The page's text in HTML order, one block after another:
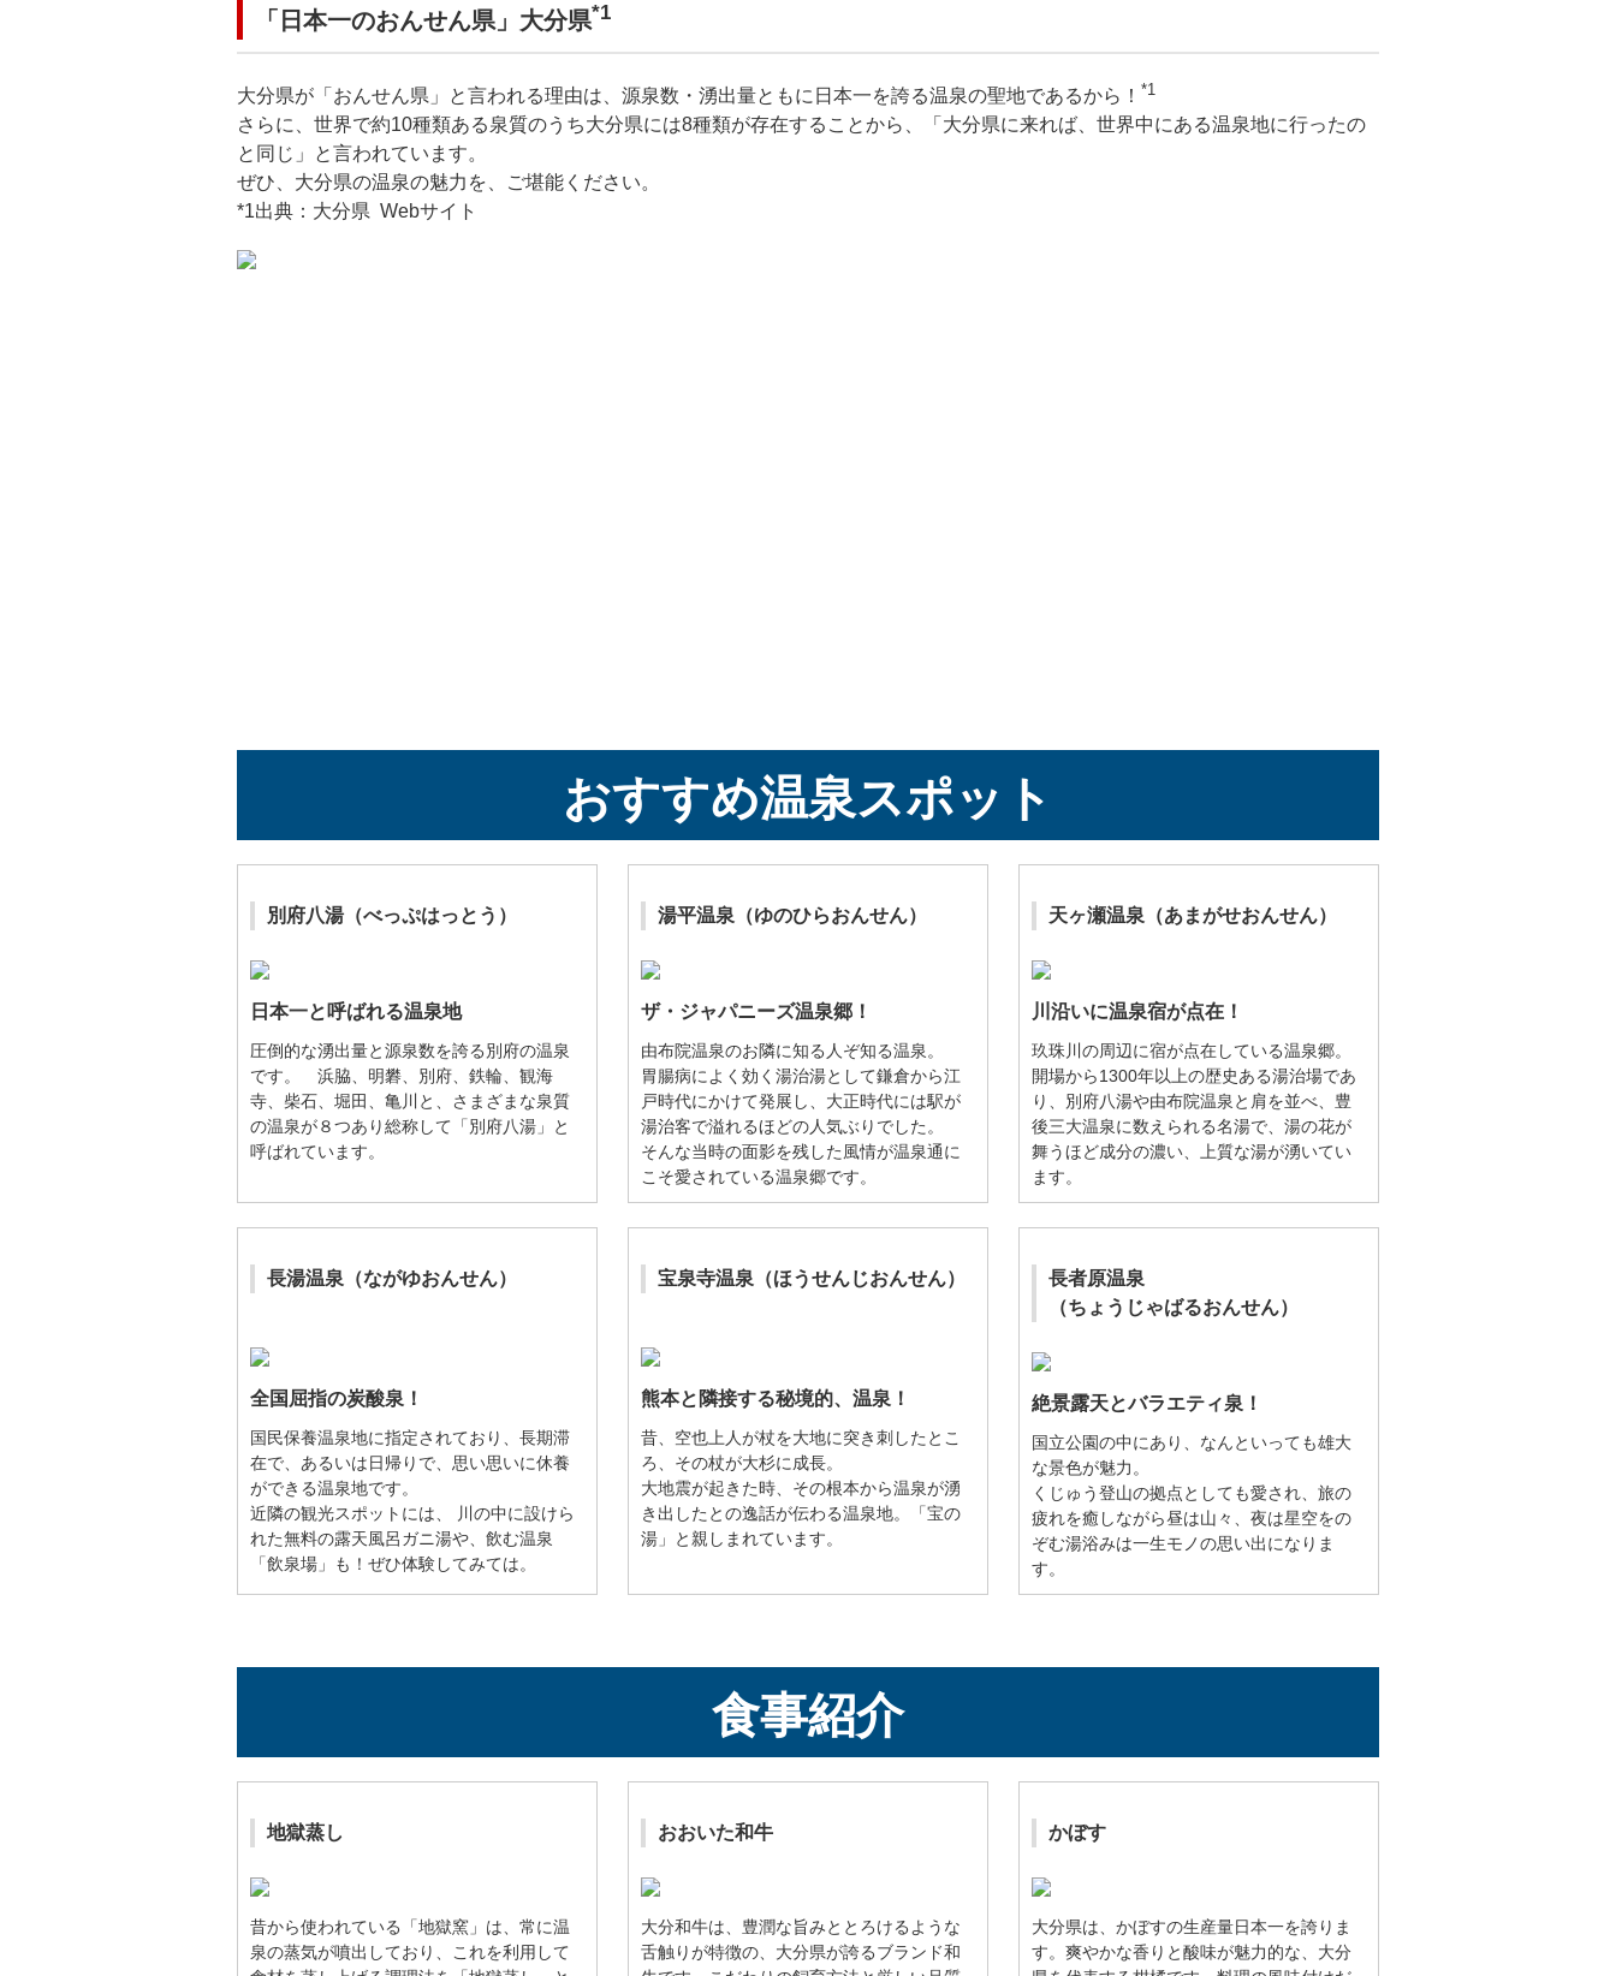
「日本一のおんせん県」大分県*1
大分県が「おんせん県」と言われる理由は、源泉数・湧出量ともに日本一を誇る温泉の聖地であるから！ *1
さらに、世界で約10種類ある泉質のうち大分県には8種類が存在することから、「大分県に来れば、世界中にある温泉地に行ったの
と同じ」と言われています。
ぜひ、大分県の温泉の魅力を、ご堪能ください。
*1出典：大分県 Webサイト
おすすめ温泉スポット
別府八湯（べっぷはっとう）
日本一と呼ばれる温泉地
圧倒的な湧出量と源泉数を誇る別府の温泉
です。 浜脇、明礬、別府、鉄輪、観海
寺、柴石、堀田、亀川と、さまざまな泉質
の温泉が８つあり総称して「別府八湯」と
呼ばれています。
湯平温泉（ゆのひらおんせん）
ザ・ジャパニーズ温泉郷！
由布院温泉のお隣に知る人ぞ知る温泉。
胃腸病によく効く湯治湯として鎌倉から江
戸時代にかけて発展し、大正時代には駅が
湯治客で溢れるほどの人気ぶりでした。
そんな当時の面影を残した風情が温泉通に
こそ愛されている温泉郷です。
天ヶ瀬温泉（あまがせおんせん）
川沿いに温泉宿が点在！
玖珠川の周辺に宿が点在している温泉郷。
開場から1300年以上の歴史ある湯治場であ
り、別府八湯や由布院温泉と肩を並べ、豊
後三大温泉に数えられる名湯で、湯の花が
舞うほど成分の濃い、上質な湯が湧いてい
ます。
長湯温泉（ながゆおんせん）
全国屈指の炭酸泉！
国民保養温泉地に指定されており、長期滞
在で、あるいは日帰りで、思い思いに休養
ができる温泉地です。
近隣の観光スポットには、 川の中に設けら
れた無料の露天風呂ガニ湯や、飲む温泉
「飲泉場」も！ぜひ体験してみては。
宝泉寺温泉（ほうせんじおんせん）
熊本と隣接する秘境的、温泉！
昔、空也上人が杖を大地に突き刺したとこ
ろ、その杖が大杉に成長。
大地震が起きた時、その根本から温泉が湧
き出したとの逸話が伝わる温泉地。「宝の
湯」と親しまれています。
長者原温泉
（ちょうじゃばるおんせん）
絶景露天とバラエティ泉！
国立公園の中にあり、なんといっても雄大
な景色が魅力。
くじゅう登山の拠点としても愛され、旅の
疲れを癒しながら昼は山々、夜は星空をの
ぞむ湯浴みは一生モノの思い出になりま
す。
食事紹介
地獄蒸し
昔から使われている「地獄窯」は、常に温
泉の蒸気が噴出しており、これを利用して
おおいた和牛
大分和牛は、豊潤な旨みととろけるような
舌触りが特徴の、大分県が誇るブランド和
かぼす
大分県は、かぼすの生産量日本一を誇りま
す。爽やかな香りと酸味が魅力的な、大分